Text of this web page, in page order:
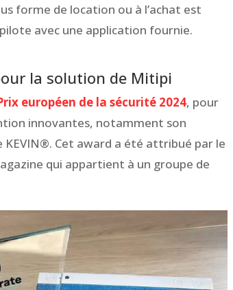
forme de location ou à l’achat est
avec une application fournie.
la solution de Mitipi
européen de la sécurité 2024, pour
innovantes, notamment son
KEVIN®. Cet award a été attribué par le
qui appartient à un groupe de